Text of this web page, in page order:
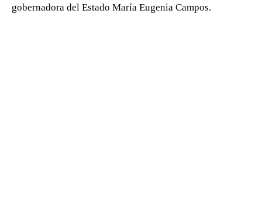
gobernadora del Estado María Eugenia Campos.